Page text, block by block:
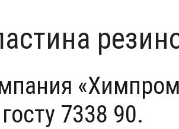
7338 90.